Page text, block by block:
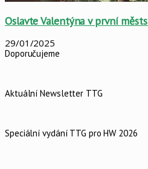
Oslavte Valentýna v první
29/01/2025
Doporučujeme
Aktuální Newsletter TTG
Speciální vydání TTG pro HW 2026